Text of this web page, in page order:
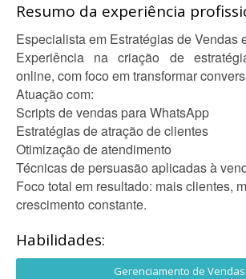
Resumo da experiência
Especialista em Estratégias de Vendas
Experiência na criação de
online, com foco em transformar
Atuação com:
Scripts de vendas para WhatsApp
Estratégias de atração de clientes
Otimização de atendimento
Técnicas de persuasão aplicadas à
Foco total em resultado: mais clientes,
crescimento constante.
Habilidades:
Gerenciamento de Vendas